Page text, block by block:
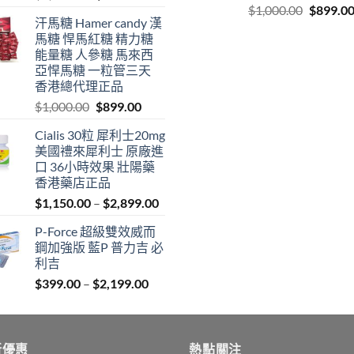
was:
$1,800.00.
is:
$989.00.
汗馬糖 Hamer candy 漢
馬糖 悍馬紅糖 精力糖
能量糖 人參糖 馬來西
亞悍馬糖 一粒管三天
香港總代理正品
$1,000.00 Original
was:
$1,000.00.
$899.00Current
is:
$899.00.
Cialis 30粒 犀利士20mg
美國禮來犀利士 原廠進
口 36小時效果 壯陽藥
香港藥店正品
$1,150.00 – $2,899.00Price
through
P-Force 超級雙效威而
鋼加強版 藍P 普力吉 必
利吉
$399.00 – $2,199.00Price
$399.00
$2,199.00
$1,000.00 Original
$899.00
惠 熱點關注